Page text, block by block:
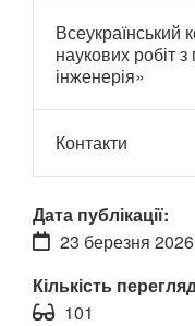
Всеукраїнський
наукових робіт
інженерія»
Контакти
Дата публікації:
23 березня 2026
Кількість
101